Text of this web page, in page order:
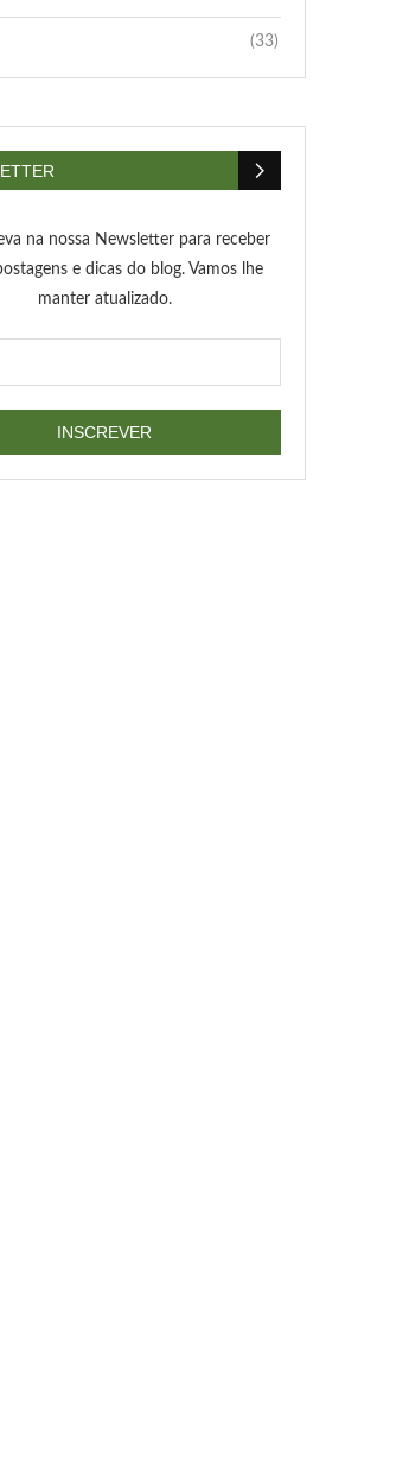
(33)
na nossa Newsletter para receber
e dicas do blog. Vamos lhe
manter atualizado.